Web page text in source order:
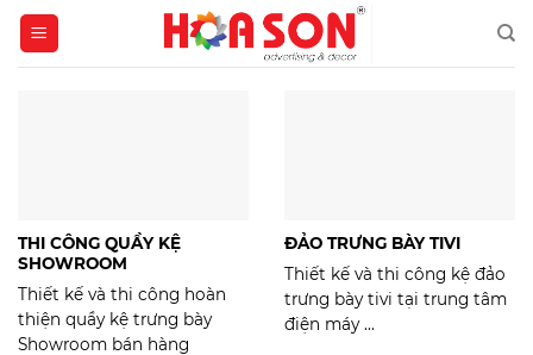
Skip
content
THI CÔNG QUẦY KỆ
SHOWROOM
Thiết kế và thi công hoàn
thiện quầy kệ trưng bày
Showroom bán hàng
ĐẢO TRƯNG BÀY TIVI
Thiết kế và thi công kệ đảo
trưng bày tivi tại trung tâm
điện máy ...